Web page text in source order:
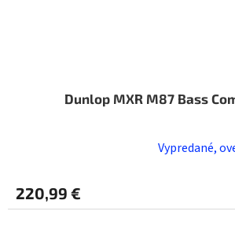
Dunlop MXR M87 Bass
Vypredané,
220,99 €